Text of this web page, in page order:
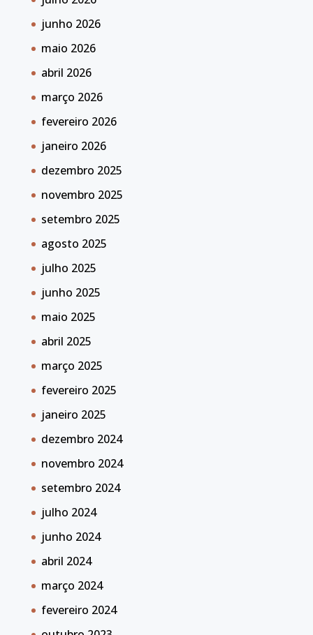
junho 2026
maio 2026
abril 2026
março 2026
fevereiro 2026
janeiro 2026
dezembro 2025
novembro 2025
setembro 2025
agosto 2025
julho 2025
junho 2025
maio 2025
abril 2025
março 2025
fevereiro 2025
janeiro 2025
dezembro 2024
novembro 2024
setembro 2024
julho 2024
junho 2024
abril 2024
março 2024
fevereiro 2024